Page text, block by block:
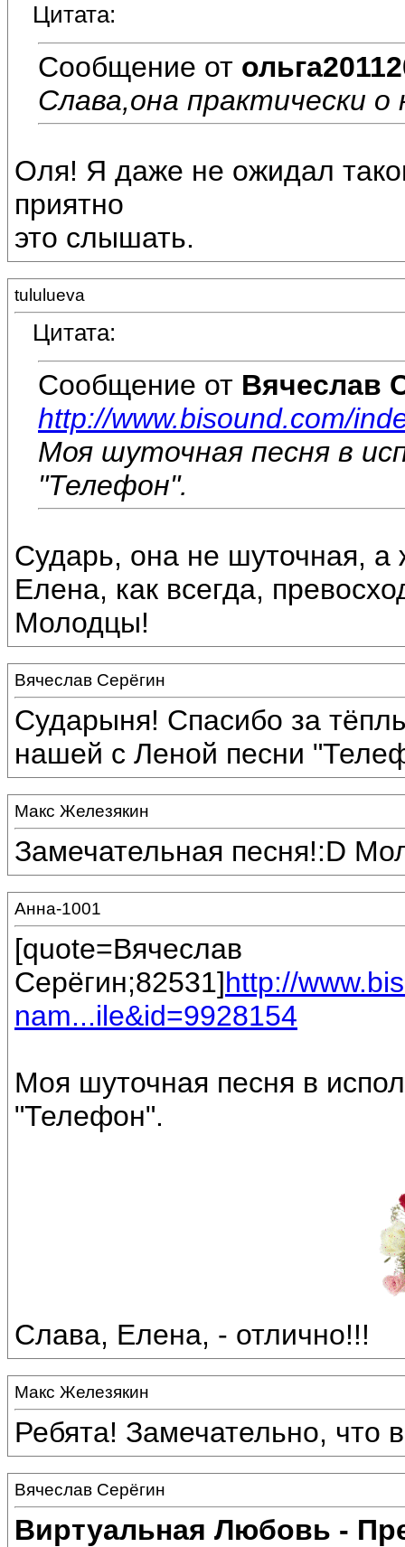
Цитата:
Сообщение от
Слава,она практически о
Оля! Я даже не ожидал
приятно
это слышать.
tululueva
Цитата:
Сообщение от Вячеслав
http://www.bisound.com/
Моя шуточная песня в
"Телефон".
Сударь, она не шуточная, а
Елена, как всегда,
Молодцы!
Вячеслав Серёгин
Сударыня! Спасибо за
нашей с Леной песни
Макс Железякин
Замечательная песня!:D
Анна-1001
[quote=Вячеслав
Серёгин;82531]http://
nam...ile&id=9928154
Моя шуточная песня в
"Телефон".
Слава, Елена, - отлично!!!
Макс Железякин
Ребята! Замечательно, что
Вячеслав Серёгин
Виртуальная Любовь -